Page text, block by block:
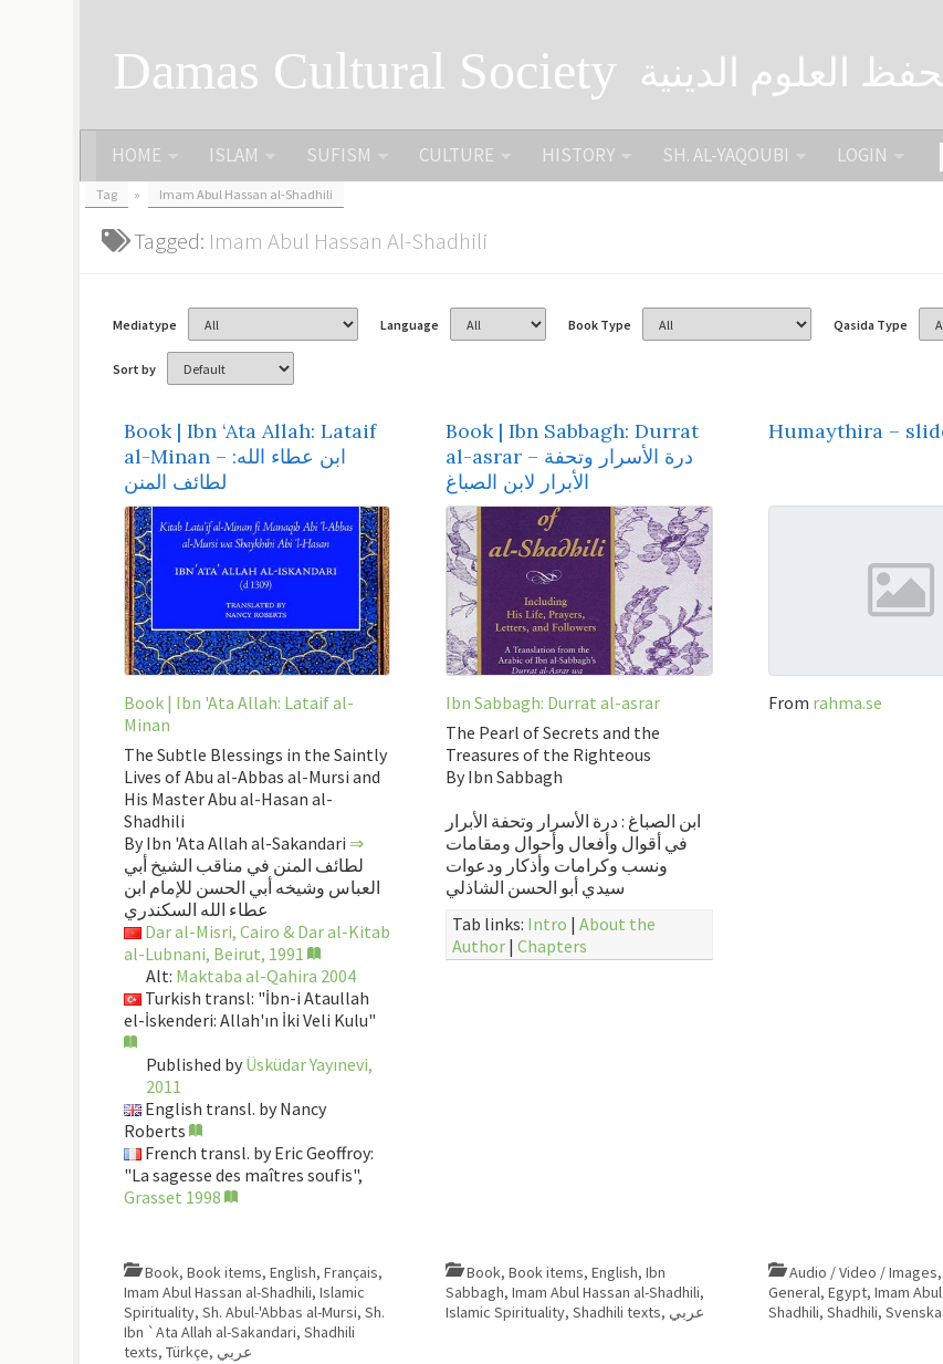
Damas Cultural Society العلوم الدينية
HOME ISLAM SUFISM CULTURE HISTORY SH. AL-YAQOUBI LOGIN
Tag » Imam Abul Hassan al-Shadhili
Tagged: Imam Abul Hassan Al-Shadhili
Mediatype Language Book Type Qasida Type
Sort by
Book | Ibn ‘Ata Allah: Lataif
al-Minan – ابن عطاء الله:
لطائف المنن
Book | Ibn 'Ata Allah: Lataif al-
Minan
The Subtle Blessings in the Saintly
Lives of Abu al-Abbas al-Mursi and
His Master Abu al-Hasan al-
Shadhili
By Ibn 'Ata Allah al-Sakandari ⇒
لطائف المنن في مناقب الشيخ أبي
العباس وشيخه أبي الحسن للإمام ابن
عطاء الله السكندري
Dar al-Misri, Cairo & Dar al-Kitab
al-Lubnani, Beirut, 1991
Alt: Maktaba al-Qahira 2004
Turkish transl: "İbn-i Ataullah
el-İskenderi: Allah'ın İki Veli Kulu"
Published by Üsküdar Yayınevi,
2011
English transl. by Nancy
Roberts
French transl. by Eric Geoffroy:
"La sagesse des maîtres soufis",
Grasset 1998
Book, Book items, English, Français,
Imam Abul Hassan al-Shadhili, Islamic
Spirituality, Sh. Abul-'Abbas al-Mursi, Sh.
Ibn `Ata Allah al-Sakandari, Shadhili
texts, Türkçe, عربي
Book | Ibn Sabbagh: Durrat
al-asrar – درة الأسرار وتحفة
الأبرار لابن الصباغ
Ibn Sabbagh: Durrat al-asrar
The Pearl of Secrets and the
Treasures of the Righteous
By Ibn Sabbagh
ابن الصباغ : درة الأسرار وتحفة الأبرار
في أقوال وأفعال وأحوال ومقامات
ونسب وكرامات وأذكار ودعوات
سيدي أبو الحسن الشاذلي
Tab links: Intro |About the
Author |Chapters
Book,Book items,English,Ibn
Sabbagh,Imam Abul Hassan al-Shadhili,
Islamic Spirituality,Shadhili texts, عربي
Humaythira –
From rahma.se
Audio / Video / Images,
General, Egypt, Imam
Shadhili, Shadhili, Svenska